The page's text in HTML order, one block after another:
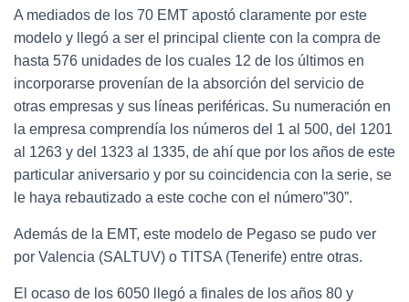
A mediados de los 70 EMT apostó claramente por este
modelo y llegó a ser el principal cliente con la compra de
hasta 576 unidades de los cuales 12 de los últimos en
incorporarse provenían de la absorción del servicio de
otras empresas y sus líneas periféricas. Su numeración en
la empresa comprendía los números del 1 al 500, del 1201
al 1263 y del 1323 al 1335, de ahí que por los años de este
particular aniversario y por su coincidencia con la serie, se
le haya rebautizado a este coche con el número”30”.
Además de la EMT, este modelo de Pegaso se pudo ver
por Valencia (SALTUV) o TITSA (Tenerife) entre otras.
El ocaso de los 6050 llegó a finales de los años 80 y